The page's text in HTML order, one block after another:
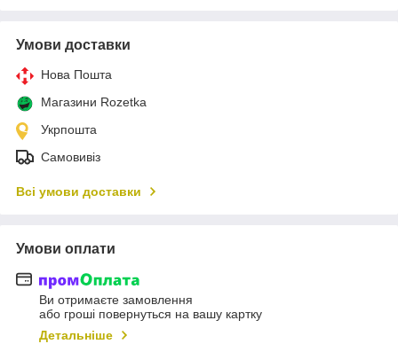
Умови доставки
Нова Пошта
Магазини Rozetka
Укрпошта
Самовивіз
Всі умови доставки
Умови оплати
Ви отримаєте замовлення
або гроші повернуться на вашу картку
Детальніше